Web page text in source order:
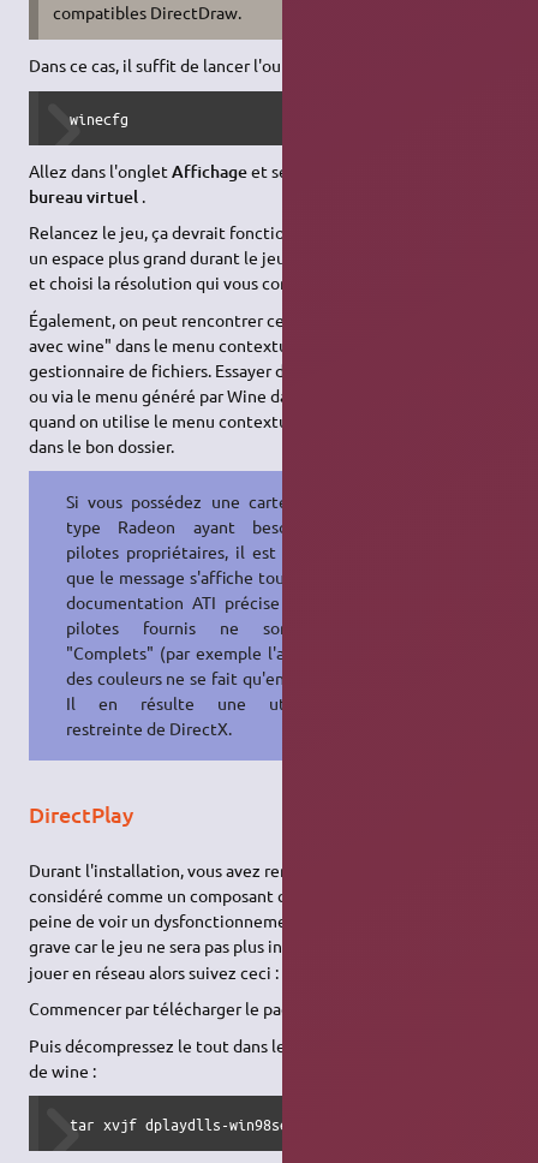
compatibles DirectDraw.
Dans ce cas, il suffit de lancer l'outil de configuration de Wine :
  winecfg
Allez dans l'ongletAffichageet sélectionnez
bureau virtuel .
Relancez le jeu, ça devrait fonctionner. Si vous souhaitez avoir
un espace plus grand durant le jeu, allez dans les options du jeu
et choisi la résolution qui vous conviennent.
Également, on peut rencontrer cette erreur en faisant "ouvrir
avec wine" dans le menu contextuel de empires2.exe via le
gestionnaire de fichiers. Essayer de l’exécuter en commande,
ou via le menu généré par Wine dans "Applications". A priori,
quand on utilise le menu contextuel, Wine ne se placerait pas
dans le bon dossier.
Si vous possédez une carte 3D de
type Radeon ayant besoin des
pilotes propriétaires, il est possible
que le message s'affiche toujours. La
documentation ATI précise que les
pilotes fournis ne sont pas
"Complets" (par exemple l'affichage
des couleurs ne se fait qu'en 24bits).
Il en résulte une utilisation
restreinte de DirectX.
DirectPlay
Durant l'installation, vous avez remarqué que DirectPlay était
considéré comme un composant qui devait être installé sous
peine de voir un dysfonctionnement du jeu. Ce n'est pas bien
grave car le jeu ne sera pas plus instable
jouer en réseau alors suivez ceci :
Commencer par télécharger le pack de DLL
Puis décompressez le tout dans le dossier
de wine :
tar xvjf dplaydlls-win98se.tar.bz2 -C ~/.wine/drive_c/